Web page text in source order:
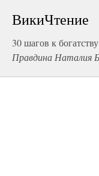
ВикиЧтение
30 шагов к богатству
Правдина Наталия